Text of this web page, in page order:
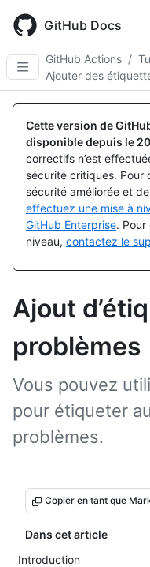
main
content
GitHub Docs
GitHub Actions /
Ajouter des
Cette version de
disponible depuis le
correctifs n’est
sécurité critiques. Pour
sécurité améliorée et
effectuez une mise à
GitHub Enterprise. Pour
niveau, contactez le
Ajout
problèmes
Vous pouvez
pour étiqueter
problèmes.
Copier en tant que
Dans cet article
Introduction